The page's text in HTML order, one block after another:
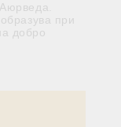
при
добро